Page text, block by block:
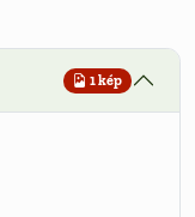
1 kép